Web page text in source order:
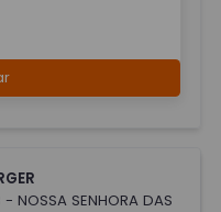
NOSSA SENHORA DAS